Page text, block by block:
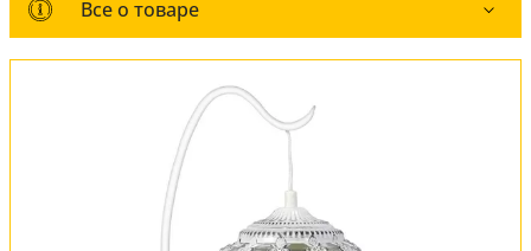
Все о товаре
Все о товаре
Комплект лампочек
Вся коллекция
Оплата и доставка